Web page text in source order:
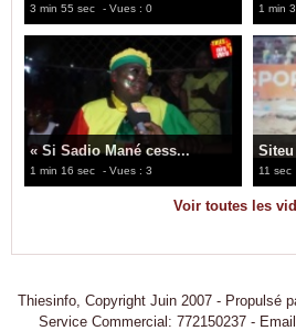
3 min 55 sec - Vues : 0 1 min
« Si Sadio Mané cess...
1 min 16 sec - Vues : 3
Siteu
11 sec
Voir toutes les
Thiesinfo, Copyright Juin 2007 - Propulsé
Service Commercial: 772150237 -